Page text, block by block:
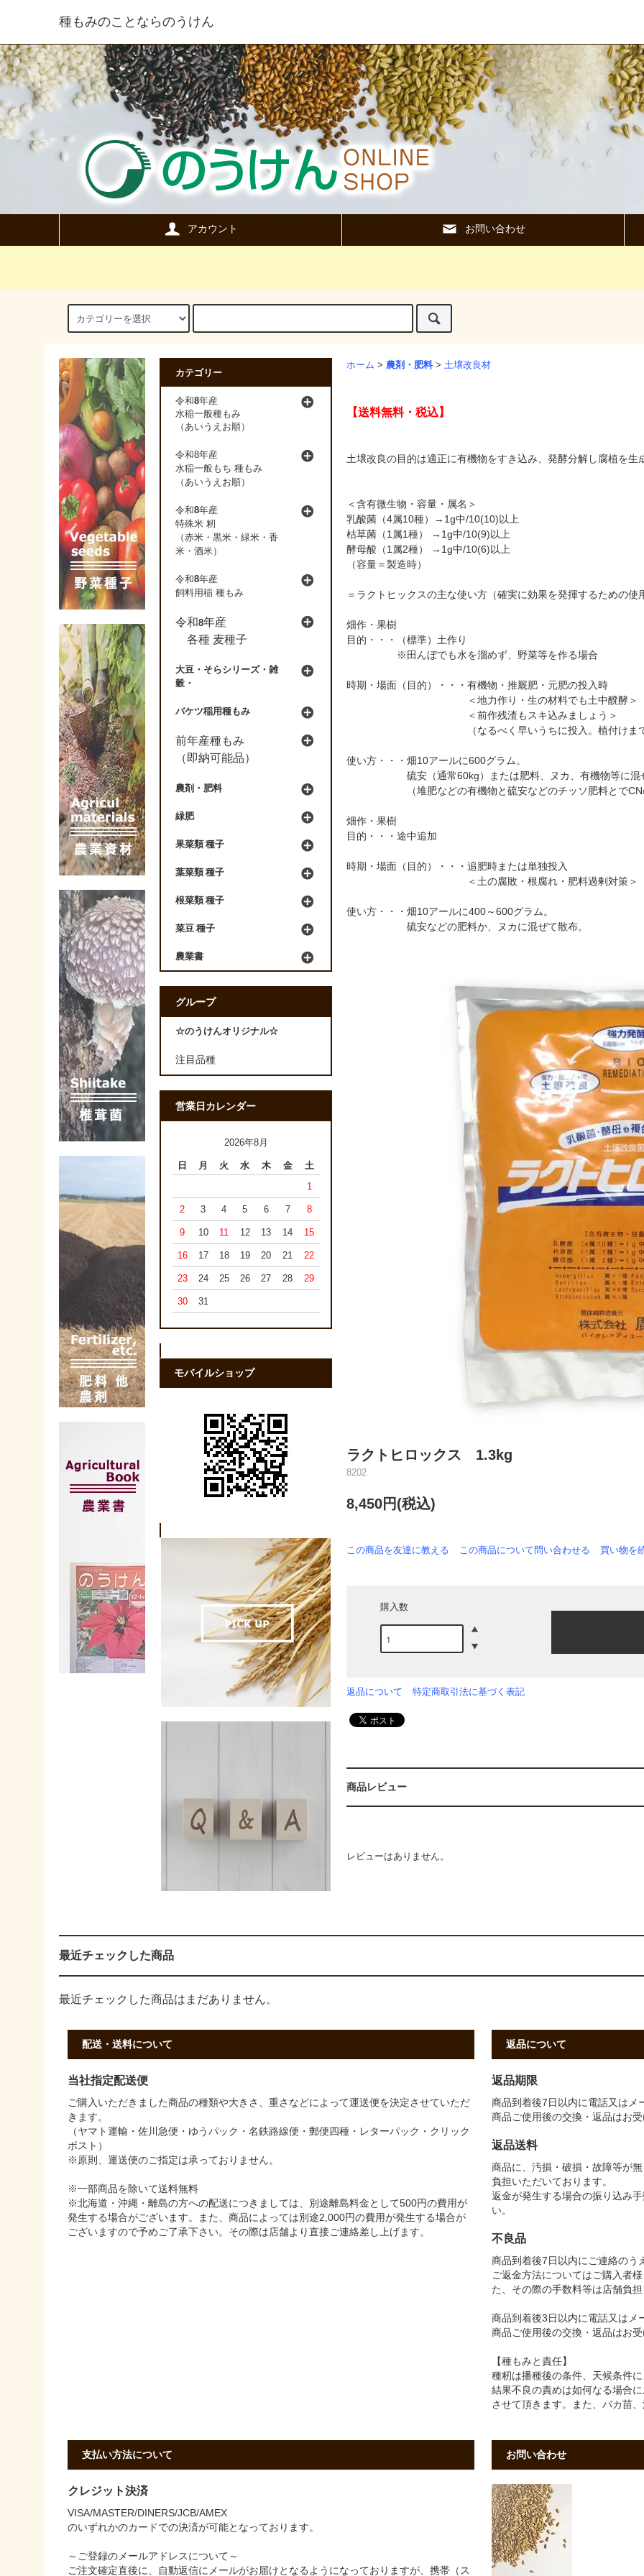
種もみのことならのうけん
アカウント お問い合わせ
ホーム > 農剤・肥料 > 土壌改良材
【送料無料・税込】
土壌改良の目的は適正に有機物をすき込み、発酵分解し腐植を生
＜含有微生物・容量・属名＞
乳酸菌（4属10種）→1g中/10(10)以上
枯草菌（1属1種） →1g中/10(9)以上
酵母酸（1属2種） →1g中/10(6)以上
（容量＝製造時）
＝ラクトヒックスの主な使い方（確実に効果を発揮するための使
畑作・果樹
目的・・・（標準）土作り
※田んぼでも水を溜めず、野菜等を作る場合
時期・場面（目的）・・・有機物・推厩肥・元肥の投入時
＜地力作り・生の材料でも土中醗酵＞
＜前作残渣もスキ込みましょう＞
（なるべく早いうちに投入。植付けまでに
使い方・・・畑10アールに600グラム。
硫安（通常60kg）または肥料、ヌカ、有機物等に混ぜ
（堆肥などの有機物と硫安などのチッソ肥料とでCNの
畑作・果樹
目的・・・途中追加
時期・場面（目的）・・・追肥時または単独投入
＜土の腐敗・根腐れ・肥料過剰対策＞
使い方・・・畑10アールに400～600グラム。
硫安などの肥料か、ヌカに混ぜて散布。
ラクトヒロックス 1.3kg
8202
8,450円(税込)
この商品を友達に教える この商品について問い合わせる 買い物を
購入数
返品について 特定商取引法に基づく表記
商品レビュー
レビューはありません。
カテゴリー
令和8年産
水稲一般種もみ
（あいうえお順）
令和8年産
水稲一般もち 種もみ
（あいうえお順）
令和8年産
特殊米 籾
（赤米・黒米・緑米・香
米・酒米）
令和8年産
飼料用稲 種もみ
令和8年産
各種 麦種子
大豆・そらシリーズ・雑
穀・
バケツ稲用種もみ
前年産種もみ
（即納可能品）
農剤・肥料
緑肥
果菜類 種子
葉菜類 種子
根菜類 種子
菜豆 種子
農業書
グループ
☆のうけんオリジナル☆
注目品種
営業日カレンダー
2026年8月
日 月 火 水 木 金
土
1
2 3 4 5 6 7 8
9 10 11 12 13 14 15
16 17 18 19 20 21 22
23 24 25 26 27 28 29
30 31
モバイルショップ
最近チェックした商品
最近チェックした商品はまだありません。
配送・送料について
当社指定配送便
ご購入いただきました商品の種類や大きさ、重さなどによって運送便を決定させていただ
きます。
（ヤマト運輸・佐川急便・ゆうパック・名鉄路線便・郵便四種・レターパック・クリック
ポスト）
※原則、運送便のご指定は承っておりません。
※一部商品を除いて送料無料
※北海道・沖縄・離島の方への配送につきましては、別途離島料金として500円の費用が
発生する場合がございます。また、商品によっては別途2,000円の費用が発生する場合が
ございますので予めご了承下さい。その際は店舗より直接ご連絡差し上げます。
返品について
返品期限
商品到着後7日以内に電話又はメ
商品ご使用後の交換・返品はお
返品送料
商品に、汚損・破損・故障等が
負担いただいております。
返金が発生する場合の振り込み
い。
不良品
商品到着後7日以内にご連絡のう
ご返金方法についてはご購入者
た、その際の手数料等は店舗負
商品到着後3日以内に電話又はメ
商品ご使用後の交換・返品はお
【種もみと責任】
種籾は播種後の条件、天候条件
結果不良の責めは如何なる場合
させて頂きます。また、バカ苗
支払い方法について
クレジット決済
VISA/MASTER/DINERS/JCB/AMEX
のいずれかのカードでの決済が可能となっております。
～ご登録のメールアドレスについて～
ご注文確定直後に、自動返信にメールがお届けとなるようになっておりますが、携帯（ス
お問い合わせ